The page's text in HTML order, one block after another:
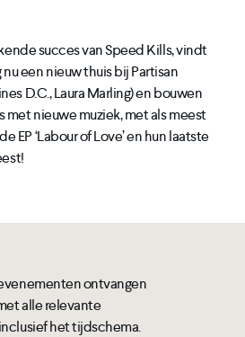
succes van Speed Kills, vindt
een nieuw thuis bij Partisan
D.C., Laura Marling) en bouwen
met nieuwe muziek, met als meest
EP ‘Labour of Love’ en hun laatste
ontvangen
alle relevante
het tijdschema.